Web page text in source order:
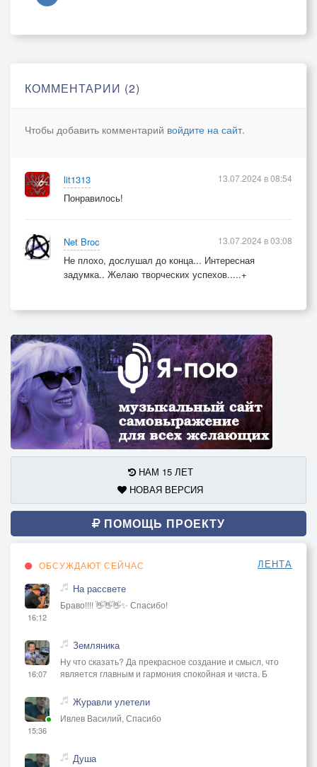
КОММЕНТАРИИ (2)
Чтобы добавить комментарий войдите на сайт.
lit1313
Понравилось!
13.07.2024 в 08:54
Net Broc
Не плохо, дослушал до конца... Интересная
задумка.. Желаю творческих успехов.....+
13.07.2024 в 03:08
НАМ 15 ЛЕТ
НОВАЯ ВЕРСИЯ
ПОМОЩЬ ПРОЕКТУ
ОБСУЖДАЮТ СЕЙЧАС ЛЕНТА
16:12
На рассвете
Браво!!!! 👋👋👋✨ Спасибо!
16:07
Земляника
Ну что сказать? Да прекрасное создание и смысл, что
является главным и гармония спокойная и чиста. Б
15:36
Журавли улетели
Ивлев Василий, Спасибо
Душа